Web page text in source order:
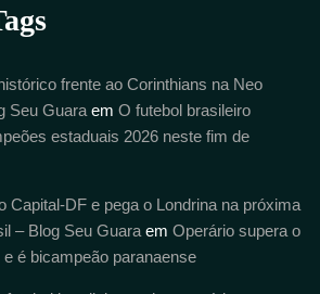
frente ao Corinthians na Neo
Seu Guara em O futebol brasileiro
estaduais 2026 neste fim de
Capital-DF e pega o Londrina na próxima
– Blog Seu Guara em Operário supera o
é bicampeão paranaense